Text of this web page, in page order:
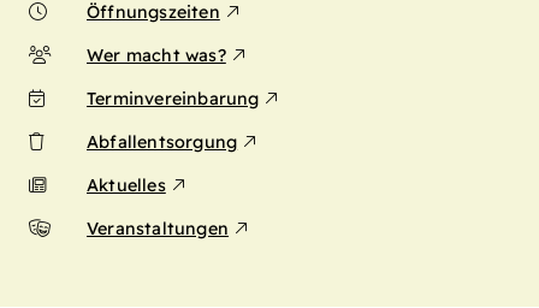
Öffnungszeiten
Wer macht was?
Terminvereinbarung
Abfallentsorgung
Aktuelles
Veranstaltungen